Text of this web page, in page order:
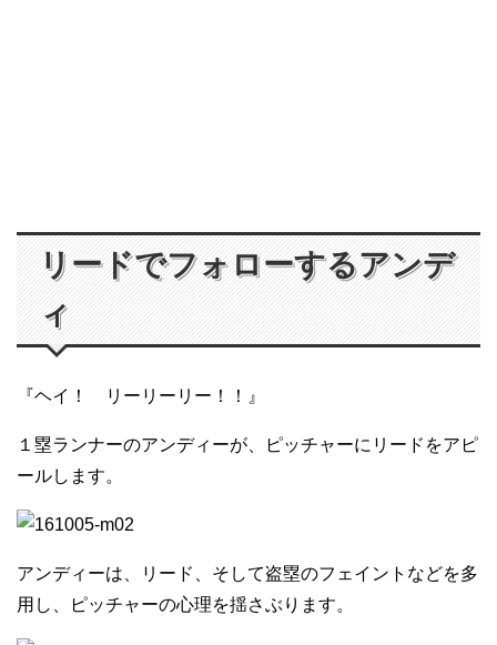
リードでフォローするアンデ
ィ
『ヘイ！ リーリーリー！！』
１塁ランナーのアンディーが、ピッチャーにリードをアピ
ールします。
アンディーは、リード、そして盗塁のフェイントなどを多
用し、ピッチャーの心理を揺さぶります。